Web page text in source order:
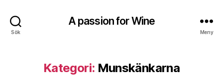
Sök
A passion for Wine
Meny
Kategori: Munskänkarna